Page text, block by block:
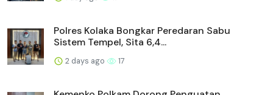
Polres Kolaka Bongkar Peredaran Sabu
Sistem Tempel, Sita 6,4...
2 days ago 17